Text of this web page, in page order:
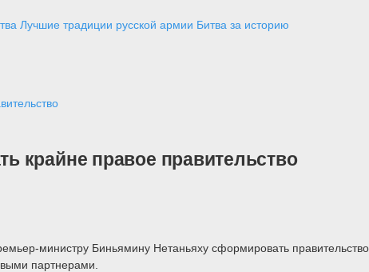
Лучшие традиции русской армии Битва за историю
крайне правое правительство
министру Биньямину Нетаньяху сформировать
партнерами.